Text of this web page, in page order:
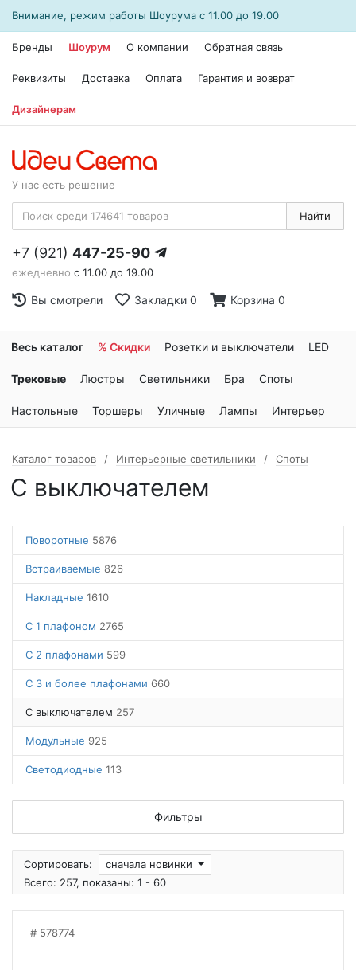
Внимание, режим работы Шоурума с 11.00 до 19.00
Бренды Шоурум О компании Обратная связь
Реквизиты Доставка Оплата Гарантия и возврат
Дизайнерам
У нас есть решение
Найти
+7 (921) 447-25-90
ежедневно с 11.00 до 19.00
Вы смотрели Закладки 0 Корзина 0
Весь каталог % Скидки Розетки и выключатели LED
Трековые Люстры Светильники Бра Споты
Настольные Торшеры Уличные Лампы Интерьер
Каталог товаров Интерьерные светильники Споты
С выключателем
Поворотные 5876
Встраиваемые 826
Накладные 1610
С 1 плафоном 2765
С 2 плафонами 599
С 3 и более плафонами 660
С выключателем 257
Модульные 925
Светодиодные 113
Фильтры
Сортировать:
сначала новинки
Всего: 257, показаны: 1 - 60
578774